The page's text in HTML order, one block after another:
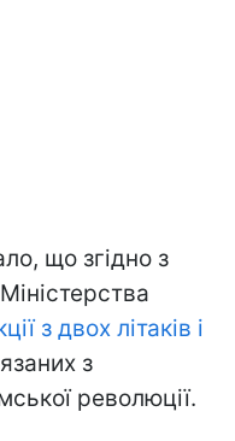
що згідно з
з двох літаків і
з
революції.